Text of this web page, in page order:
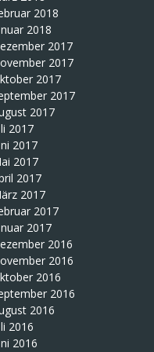
2018
2018
2017
2017
2017
2017
2017
2017
2017
2017
2017
2017
2017
2017
2016
2016
2016
2016
2016
2016
2016